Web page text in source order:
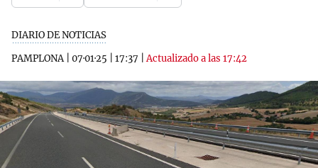
DIARIO DE NOTICIAS
PAMPLONA| 07·01·25 17:37 |Actualizado a las 17:42